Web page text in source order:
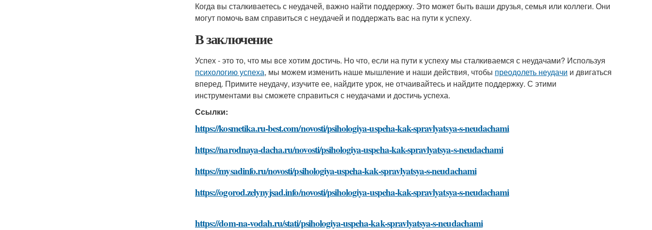
Когда вы сталкиваетесь с неудачей, важно найти поддержку. Это может быть ваши друзья, семья или коллеги. Они
могут помочь вам справиться с неудачей и поддержать вас на пути к успеху.
В заключение
Успех - это то, что мы все хотим достичь. Но что, если на пути к успеху мы сталкиваемся с неудачами? Используя
психологию успеха, мы можем изменить наше мышление и наши действия, чтобы преодолеть неудачи и двигаться
вперед. Примите неудачу, изучите ее, найдите урок, не отчаивайтесь и найдите поддержку. С этими
инструментами вы сможете справиться с неудачами и достичь успеха.
Ссылки:
https://kosmetika.ru-best.com/novosti/psihologiya-uspeha-kak-spravlyatsya-s-neudachami
https://narodnaya-dacha.ru/novosti/psihologiya-uspeha-kak-spravlyatsya-s-neudachami
https://mysadinfo.ru/novosti/psihologiya-uspeha-kak-spravlyatsya-s-neudachami
https://ogorod.zelynyjsad.info/novosti/psihologiya-uspeha-kak-spravlyatsya-s-neudachami
https://dom-na-vodah.ru/stati/psihologiya-uspeha-kak-spravlyatsya-s-neudachami